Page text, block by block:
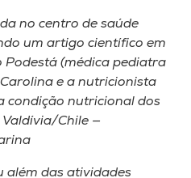
no centro de saúde
um artigo científico em
Podestá (médica pediatra
e a nutricionista
condição nutricional dos
Chile —
além das atividades